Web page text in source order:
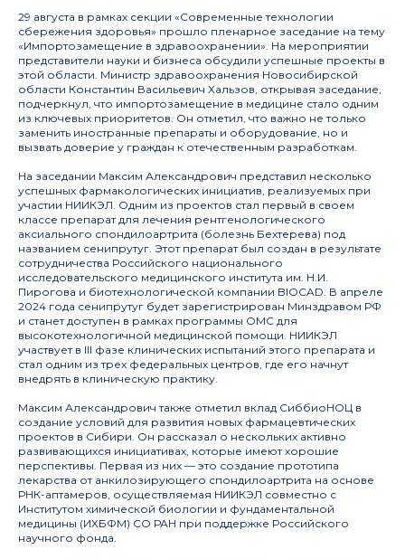
29 августа в рамках секции «Современные технологии
сбережения здоровья» прошло пленарное заседание на тему
«Импортозамещение в здравоохранении». На мероприятии
представители науки и бизнеса обсудили успешные проекты в
этой области. Министр здравоохранения Новосибирской
области Константин Васильевич Хальзов, открывая заседание,
подчеркнул, что импортозамещение в медицине стало одним
из ключевых приоритетов. Он отметил, что важно не только
заменить иностранные препараты и оборудование, но и
вызвать доверие у граждан к отечественным разработкам.
На заседании Максим Александрович представил несколько
успешных фармакологических инициатив, реализуемых при
участии НИИКЭЛ. Одним из проектов стал первый в своем
классе препарат для лечения рентгенологического
аксиального спондилоартрита (болезнь Бехтерева) под
названием сенипрутуг. Этот препарат был создан в результате
сотрудничества Российского национального
исследовательского медицинского института им. Н.И.
Пирогова и биотехнологической компании BIOCAD. В апреле
2024 года сенипрутуг будет зарегистрирован Минздравом РФ
и станет доступен в рамках программы ОМС для
высокотехнологичной медицинской помощи. НИИКЭЛ
участвует в III фазе клинических испытаний этого препарата и
стал одним из трех федеральных центров, где его начнут
внедрять в клиническую практику.
Максим Александрович также отметил вклад СиббиоНОЦ в
создание условий для развития новых фармацевтических
проектов в Сибири. Он рассказал о нескольких активно
развивающихся инициативах, которые имеют хорошие
перспективы. Первая из них — это создание прототипа
лекарства от анкилозирующего спондилоартрита на основе
РНК-аптамеров, осуществляемая НИИКЭЛ совместно с
Институтом химической биологии и фундаментальной
медицины (ИХБФМ) СО РАН при поддержке Российского
научного фонда.